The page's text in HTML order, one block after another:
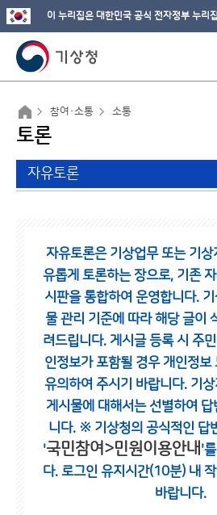
이 누리집은 대한민국 공식 전자정부 누리
참여·소통 소통
토론
자유토론
자유토론은 기상업무 또는 기
유롭게 토론하는 장으로, 기존
시판을 통합하여 운영합니다.
물 관리 기준에 따라 해당 글이
려드립니다. 게시글 등록 시 주
인정보가 포함될 경우 개인정보
유의하여 주시기 바랍니다. 기
게시물에 대해서는 선별하여
니다. ※ 기상청의 공식적인 답
'국민참여>민원이용안내 '
다. 로그인 유지시간(10분) 내
바랍니다.